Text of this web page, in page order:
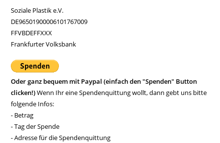
Soziale Plastik e.V.
DE96501900006101767009
FFVBDEFFXXX
Frankfurter Volksbank
Oder ganz bequem mit Paypal (einfach den "Spenden" Button
clicken!)Wenn Ihr eine Spendenquittung wollt, dann gebt uns bitte
folgende Infos:
- Betrag
- Tag der Spende
- Adresse für die Spendenquittung